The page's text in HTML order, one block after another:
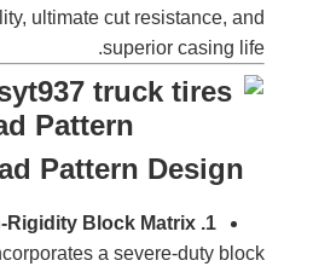
ultimate cut resistance, and
superior casing life.
Pattern Design
1. Interlocking High-Rigidity Block Matrix
a severe-duty block